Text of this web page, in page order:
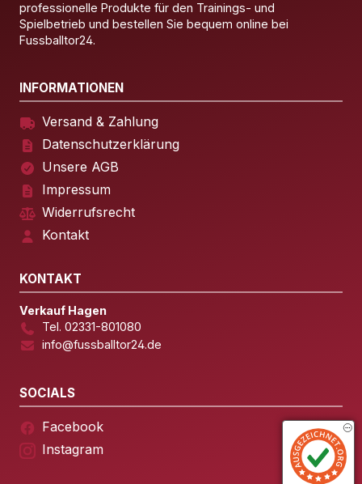
professionelle Produkte für den Trainings- und
Spielbetrieb und bestellen Sie bequem online bei
Fussballtor24.
INFORMATIONEN
Versand & Zahlung
Datenschutzerklärung
Unsere AGB
Impressum
Widerrufsrecht
Kontakt
KONTAKT
Verkauf Hagen
Tel. 02331-801080
info@fussballtor24.de
SOCIALS
Facebook
Instagram